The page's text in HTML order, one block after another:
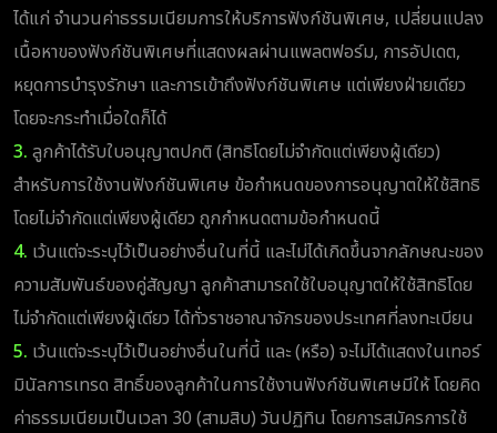
ได้แก่ จำนวนค่าธรรมเนียมการให้บริการฟังก์ชันพิเศษ, เปลี่ยนแปลง
เนื้อหาของฟังก์ชันพิเศษที่แสดงผลผ่านแพลตฟอร์ม, การอัปเดต,
หยุดการบำรุงรักษา และการเข้าถึงฟังก์ชันพิเศษ แต่เพียงฝ่ายเดียว
โดยจะกระทำเมื่อใดก็ได้
3. ลูกค้าได้รับใบอนุญาตปกติ (สิทธิโดยไม่จำกัดแต่เพียงผู้เดียว)
สำหรับการใช้งานฟังก์ชันพิเศษ ข้อกำหนดของการอนุญาตให้ใช้สิทธิ
โดยไม่จำกัดแต่เพียงผู้เดียว ถูกกำหนดตามข้อกำหนดนี้
4. เว้นแต่จะระบุไว้เป็นอย่างอื่นในที่นี้ และไม่ได้เกิดขึ้นจากลักษณะของ
ความสัมพันธ์ของคู่สัญญา ลูกค้าสามารถใช้ใบอนุญาตให้ใช้สิทธิโดย
ไม่จำกัดแต่เพียงผู้เดียว ได้ทั่วราชอาณาจักรของประเทศที่ลงทะเบียน
5. เว้นแต่จะระบุไว้เป็นอย่างอื่นในที่นี้ และ (หรือ) จะไม่ได้แสดงในเทอร์
มินัลการเทรด สิทธิ์ของลูกค้าในการใช้งานฟังก์ชันพิเศษมีให้ โดยคิด
ค่าธรรมเนียมเป็นเวลา 30 (สามสิบ) วันปฏิทิน โดยการสมัครการใช้